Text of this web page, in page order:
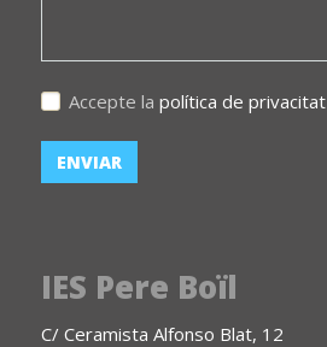
Accepte la política de privacitat
IES Pere Boïl
C/ Ceramista Alfonso Blat, 12